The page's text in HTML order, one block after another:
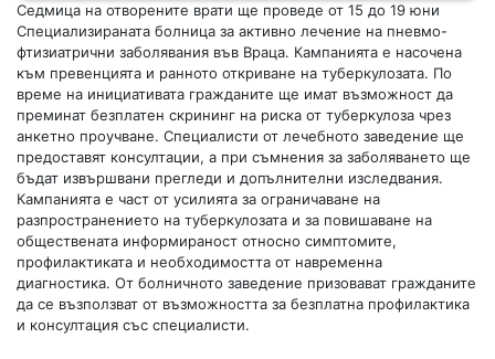
Седмица на отворените врати ще проведе от 15 до 19 юни
Специализираната болница за активно лечение на пневмо-
фтизиатрични заболявания във Враца. Кампанията е насочена
към превенцията и ранното откриване на туберкулозата. По
време на инициативата гражданите ще имат възможност да
преминат безплатен скрининг на риска от туберкулоза чрез
анкетно проучване. Специалисти от лечебното заведение ще
предоставят консултации, а при съмнения за заболяването ще
бъдат извършвани прегледи и допълнителни изследвания.
Кампанията е част от усилията за ограничаване на
разпространението на туберкулозата и за повишаване на
обществената информираност относно симптомите,
профилактиката и необходимостта от навременна
диагностика. От болничното заведение призовават гражданите
да се възползват от възможността за безплатна профилактика
и консултация със специалисти.